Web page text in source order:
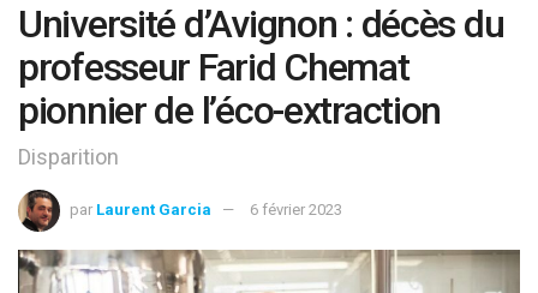
Université d’Avignon : décès du
professeur Farid Chemat
pionnier de l’éco-extraction
Disparition
par Laurent Garcia 6 février 2023